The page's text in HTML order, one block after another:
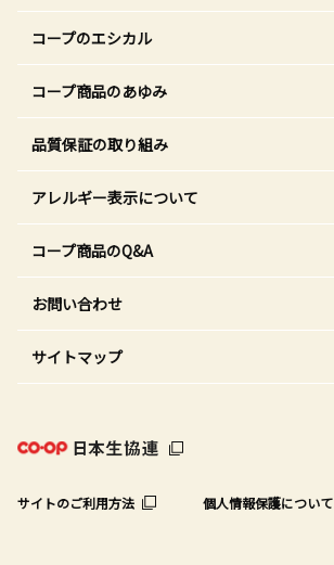
コープのエシカル
コープ商品のあゆみ
品質保証の取り組み
アレルギー表示について
コープ商品のQ&A
お問い合わせ
サイトマップ
サイトのご利用方法 個人情報保護について